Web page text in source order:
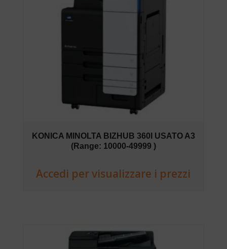
KONICA MINOLTA BIZHUB 360I USATO A3
(Range: 10000-49999 )
Accedi per visualizzare i prezzi